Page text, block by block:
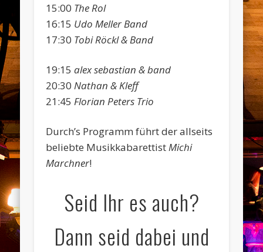
15:00 The Rol
16:15 Udo Meller Band
17:30 Tobi Röckl & Band
19:15alex sebastian & band
20:30 Nathan & Kleff
21:45 Florian Peters Trio
Durch’s Programm führt der allseits
beliebte Musikkabarettist Michi
Marchner!
Seid Ihr es auch?
Dann seid dabei und